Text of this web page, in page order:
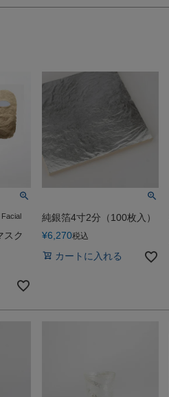
スク
純銀箔4寸2分（100枚入）
¥6,270税込
カートに入れる